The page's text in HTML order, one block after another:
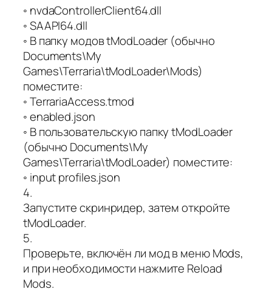
◦ nvdaControllerClient64.dll
◦ SAAPI64.dll
◦ В папку модов tModLoader (обычно
Documents\My
Games\Terraria\tModLoader\Mods)
поместите:
◦ TerrariaAccess.tmod
◦ enabled.json
◦ В пользовательскую папку tModLoader
(обычно Documents\My
Games\Terraria\tModLoader) поместите:
◦ input profiles.json
4.
Запустите скринридер, затем откройте
tModLoader.
5.
Проверьте, включён ли мод в меню Mods,
и при необходимости нажмите Reload
Mods.